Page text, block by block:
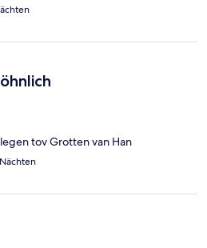
tov Grotten van Han